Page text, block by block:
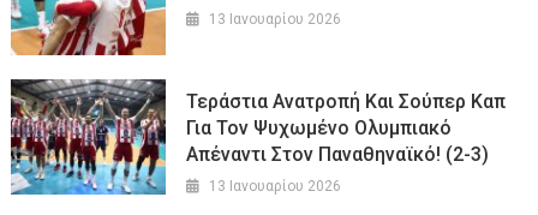
13 Ιανουαρίου 2026
Τεράστια Ανατροπή Και Σούπερ Καπ
Για Τον Ψυχωμένο Ολυμπιακό
Απέναντι Στον Παναθηναϊκό! (2-3)
13 Ιανουαρίου 2026